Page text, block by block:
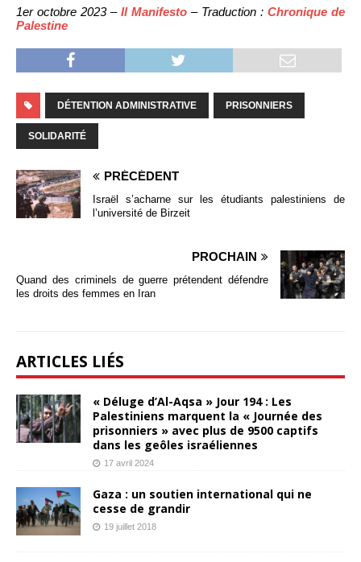
1er octobre 2023 – Il Manifesto – Traduction : Chronique de
Palestine
DÉTENTION ADMINISTRATIVE PRISONNIERS
SOLIDARITÉ
PRÉCÉDENT
Israël s’acharne sur les étudiants palestiniens de
l’université de Birzeit
PROCHAIN
Quand des criminels de guerre prétendent défendre
les droits des femmes en Iran
ARTICLES LIÉS
« Déluge d’Al-Aqsa » Jour 194 : Les
Palestiniens marquent la « Journée des
prisonniers » avec plus de 9500 captifs
dans les geôles israéliennes
17 avril 2024
Gaza : un soutien international qui ne
cesse de grandir
19 juillet 2018